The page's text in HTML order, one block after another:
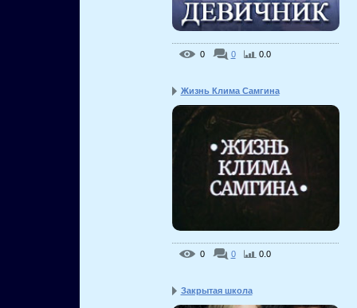
0 0 0.0
Жизнь Клима Самгина
0 0 0.0
Закрытая школа